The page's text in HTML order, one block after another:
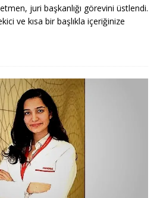
juri başkanlığı görevini üstlendi.
ve kısa bir başlıkla içeriğinize